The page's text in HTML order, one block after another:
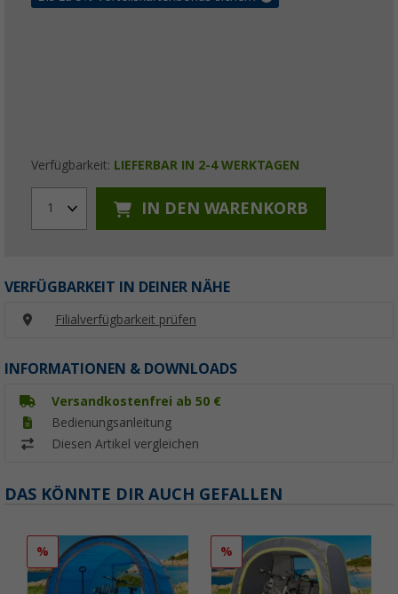
Verfügbarkeit: LIEFERBAR IN 2-4 WERKTAGEN
1 IN DEN WARENKORB
VERFÜGBARKEIT IN DEINER NÄHE
Filialverfügbarkeit prüfen
INFORMATIONEN & DOWNLOADS
Versandkostenfrei ab 50 €
Bedienungsanleitung
Diesen Artikel vergleichen
DAS KÖNNTE DIR AUCH GEFALLEN
% %